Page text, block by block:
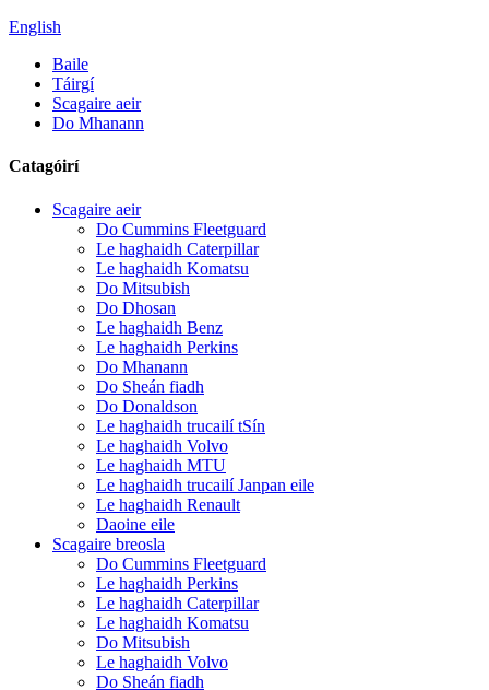
English
Baile
Táirgí
Scagaire aeir
Do Mhanann
Catagóirí
Scagaire aeir
Do Cummins Fleetguard
Le haghaidh Caterpillar
Le haghaidh Komatsu
Do Mitsubish
Do Dhosan
Le haghaidh Benz
Le haghaidh Perkins
Do Mhanann
Do Sheán fiadh
Do Donaldson
Le haghaidh trucailí tSín
Le haghaidh Volvo
Le haghaidh MTU
Le haghaidh trucailí Janpan eile
Le haghaidh Renault
Daoine eile
Scagaire breosla
Do Cummins Fleetguard
Le haghaidh Perkins
Le haghaidh Caterpillar
Le haghaidh Komatsu
Do Mitsubish
Le haghaidh Volvo
Do Sheán fiadh